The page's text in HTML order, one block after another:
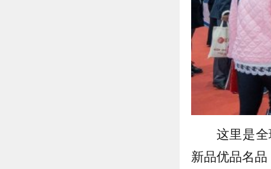
这里是
新品优品名